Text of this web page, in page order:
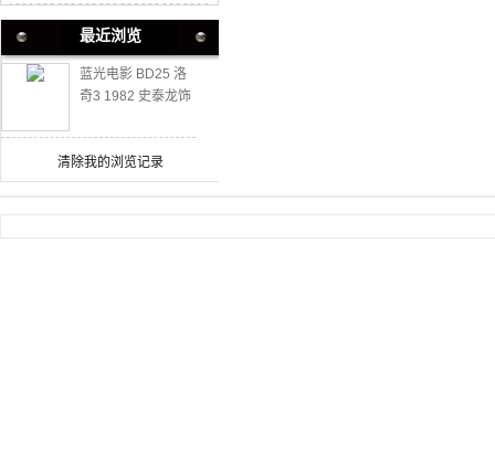
最近浏览
蓝光电影 BD25 洛
奇3 1982 史泰龙饰
清除我的浏览记录